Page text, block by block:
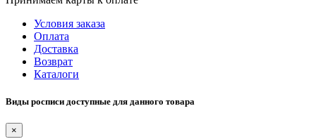
Условия заказа
Оплата
Доставка
Возврат
Каталоги
Виды росписи доступные для данного товара
×